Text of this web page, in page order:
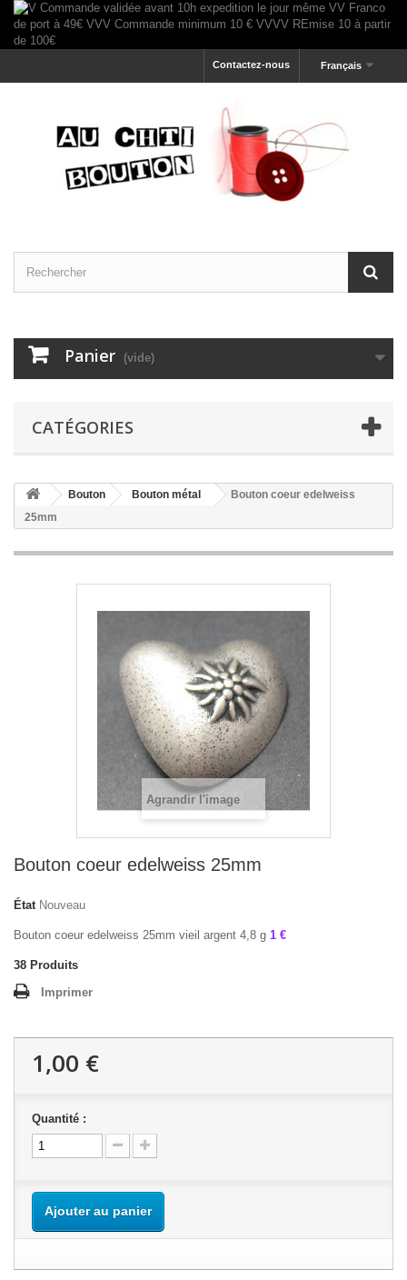
Français
Contactez-nous
Panier (vide)
CATÉGORIES
Bouton Bouton métal
Bouton coeur edelweiss
25mm
Agrandir l'image
Bouton coeur edelweiss 25mm
État Nouveau
Bouton coeur edelweiss 25mm vieil argent 4,8 g 1 €
38 Produits
Imprimer
1,00 €
Quantité :
Ajouter au panier